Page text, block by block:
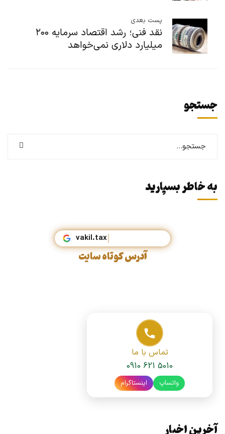
پست بعدی
نقد فنی؛ رشد اقتصاد سرمایه ۲۰۰
میلیارد دلاری نمی‌خواهد
جستجو
به خاطر بسپارید
vakil.tax
آدرس کوتاه سایت
تماس با ما
0910 621 5010
واتساپ اینستاگرام
آخرین اخبار